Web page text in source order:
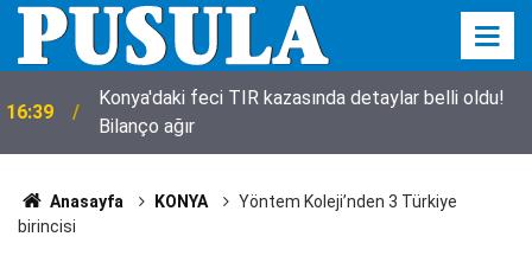
16:39
Konya'daki feci TIR kazasında detaylar belli oldu!
Bilanço ağır
Anasayfa KONYA
Yöntem Koleji’nden 3 Türkiye
birincisi